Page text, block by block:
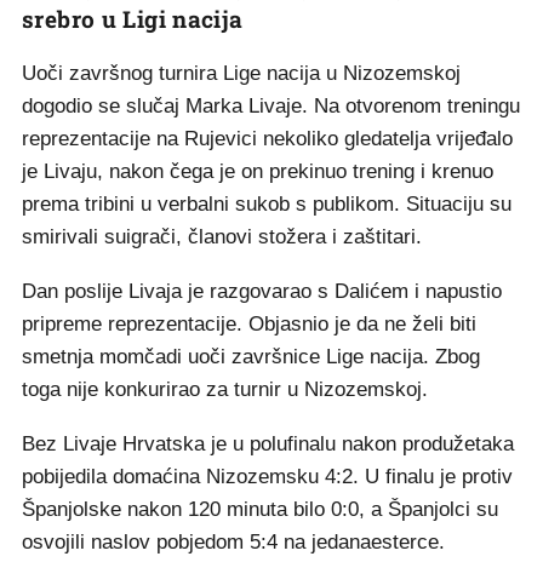
srebro u Ligi nacija
Uoči završnog turnira Lige nacija u Nizozemskoj
dogodio se slučaj Marka Livaje. Na otvorenom treningu
reprezentacije na Rujevici nekoliko gledatelja vrijeđalo
je Livaju, nakon čega je on prekinuo trening i krenuo
prema tribini u verbalni sukob s publikom. Situaciju su
smirivali suigrači, članovi stožera i zaštitari.
Dan poslije Livaja je razgovarao s Dalićem i napustio
pripreme reprezentacije. Objasnio je da ne želi biti
smetnja momčadi uoči završnice Lige nacija. Zbog
toga nije konkurirao za turnir u Nizozemskoj.
Bez Livaje Hrvatska je u polufinalu nakon produžetaka
pobijedila domaćina Nizozemsku 4:2. U finalu je protiv
Španjolske nakon 120 minuta bilo 0:0, a Španjolci su
osvojili naslov pobjedom 5:4 na jedanaesterce.